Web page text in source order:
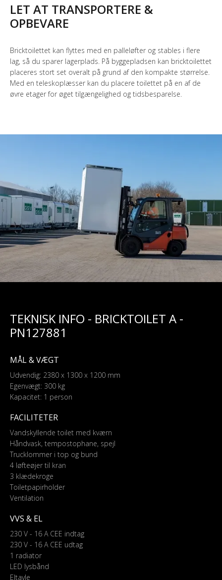
LET AT TRANSPORTERE &
OPBEVARE
Bricktoilettet kan flyttes med en palleløfter og stables i flere
lag, så du sparer lagerplads. På byggepladsen kan bricktoilettet
placeres stort set overalt på grund af den kompakte størrelse.
Med en teleskoplæsser kan du placere toilettet på en af de
øvre etager for øget tilgængelighed og tidsbesparelse.
TEKNISK INFO - BRICKTOILET A -
PN127881
MÅL & VÆGT
Udvendig: 2380 x 1300 x 1200 mm
Egenvægt: 300 kg
Kapacitet: 1 person
FACILITETER
Vandskyllende toilet med kværn
Håndvask, tempostophane, spejl
Trucklommer i top og bund
4 løfteøjer til kran
3 klædekroge
Toiletpapirholder
Ventilation
VVS & EL
230 V - 16 A CEE indtag
230 V - 16 A CEE udtag
1 radiator
LED lysbånd
Eltavle